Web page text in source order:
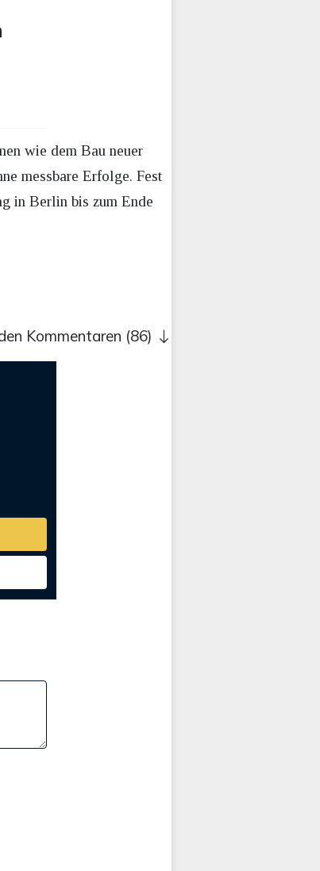
wie dem Bau neuer
messbare Erfolge. Fest
in Berlin bis zum Ende
Kommentaren (86)